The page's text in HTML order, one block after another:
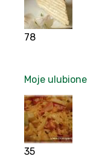
78
Moje ulubione
35